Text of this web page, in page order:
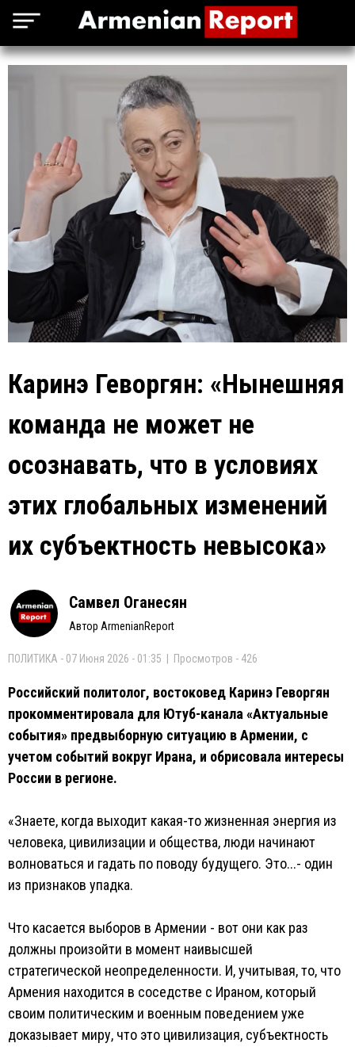
Каринэ Геворгян: «Нынешняя
команда не может не
осознавать, что в условиях
этих глобальных изменений
их субъектность невысока»
Самвел Оганесян
Автор ArmenianReport
ПОЛИТИКА - 07 Июня 2026 - 01:35 | Просмотров - 426
Российский политолог, востоковед Каринэ Геворгян
прокомментировала для Ютуб-канала «Актуальные
события» предвыборную ситуацию в Армении, с
учетом событий вокруг Ирана, и обрисовала интересы
России в регионе.
«Знаете, когда выходит какая-то жизненная энергия из
человека, цивилизации и общества, люди начинают
волноваться и гадать по поводу будущего. Это...- один
из признаков упадка.
Что касается выборов в Армении - вот они как раз
должны произойти в момент наивысшей
стратегической неопределенности. И, учитывая, то, что
Армения находится в соседстве с Ираном, который
своим политическим и военным поведением уже
доказывает миру, что это цивилизация, субъектность